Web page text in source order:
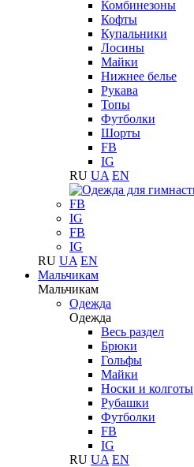
Комбинезоны
Кофты
Купальники
Лосины
Майки
Нижнее белье
Рукава
Топы
Футболки
Шорты
FB
IG
RU UA EN
FB
IG
FB
IG
RU UA EN
Мальчикам
Мальчикам
Одежда
Одежда
Весь раздел
Брюки
Гольфы
Майки
Носки и колготы
Рубашки
Футболки
FB
IG
RU UA EN